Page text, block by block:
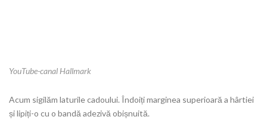
YouTube-canal Hallmark
Acum sigilăm laturile cadoului. Îndoiți marginea superioară a hârtiei
și lipiți-o cu o bandă adezivă obișnuită.